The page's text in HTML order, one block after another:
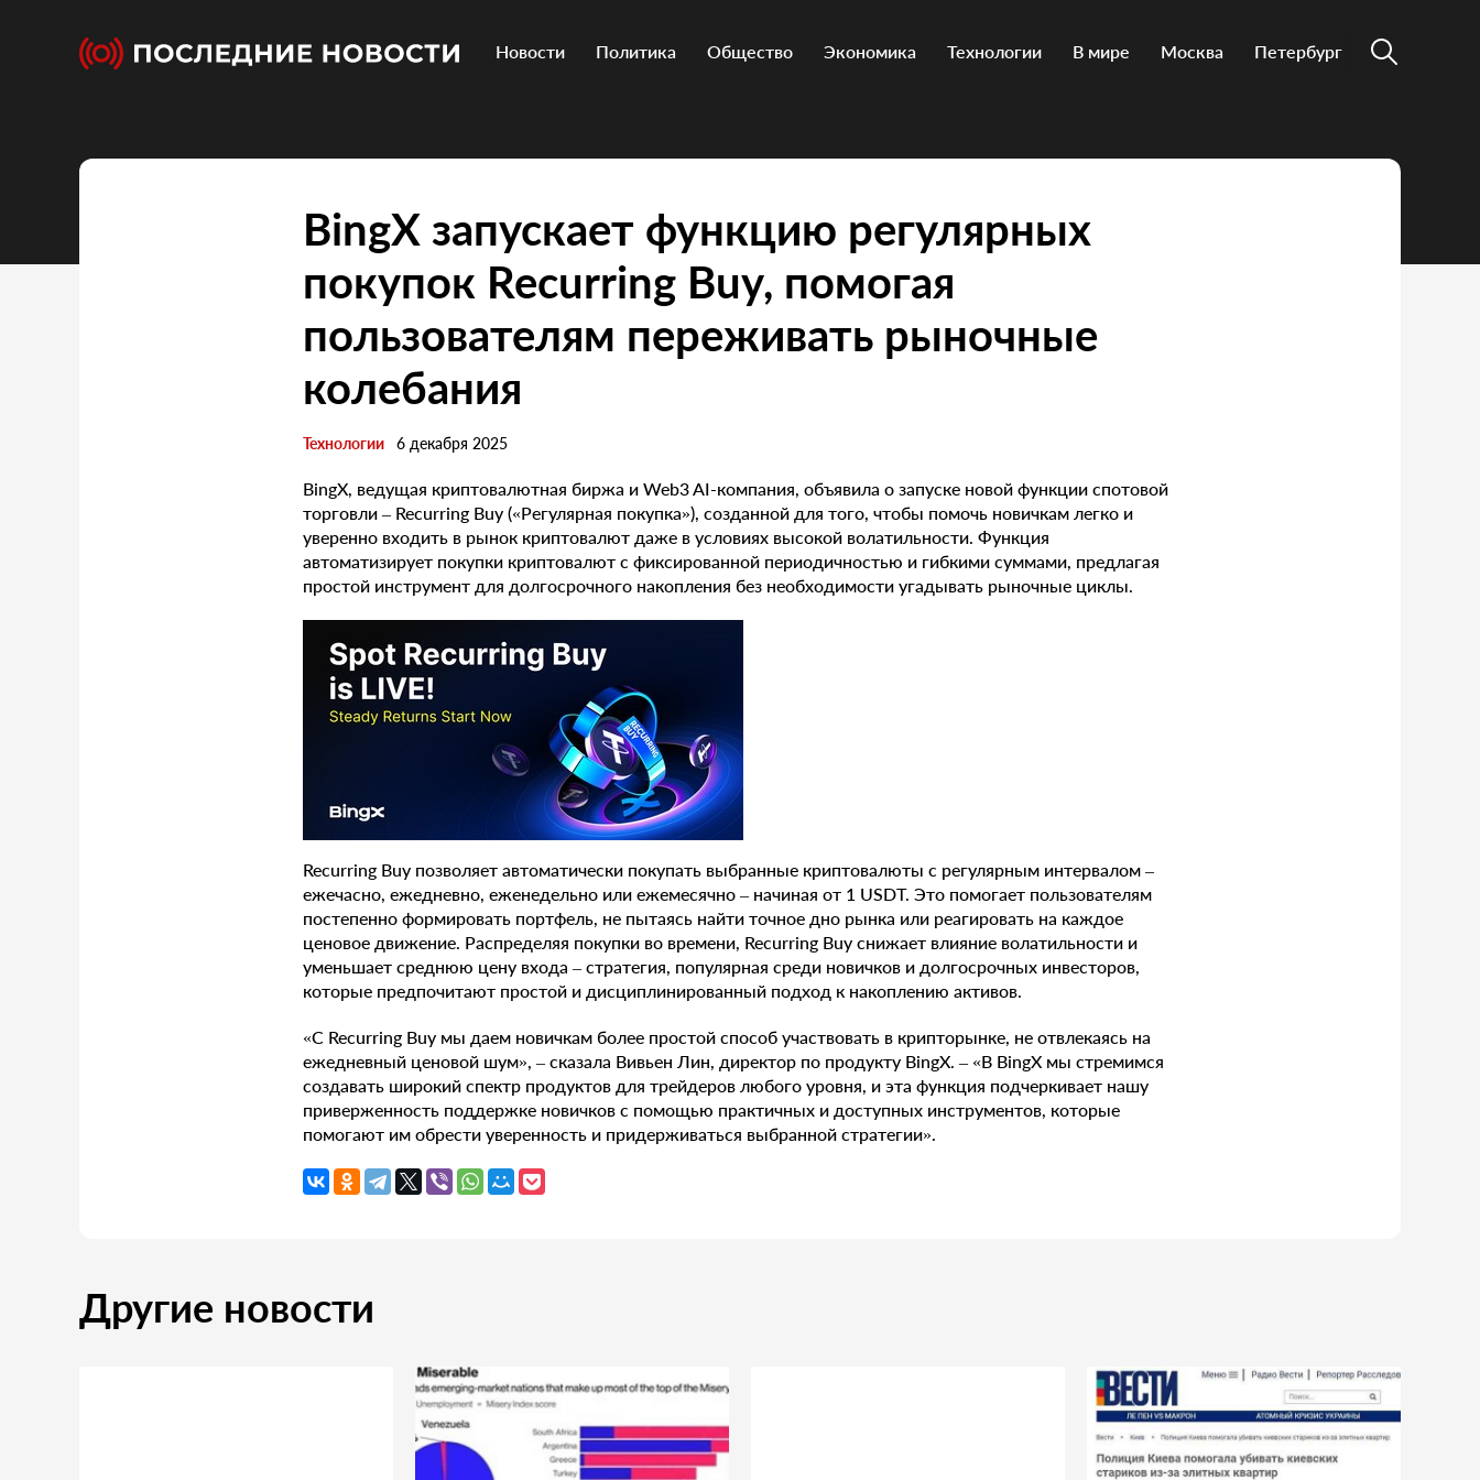
Новости Политика Общество Экономика Технологии В мире Москва Петербург
BingX запускает функцию регулярных
покупок Recurring Buy, помогая
пользователям переживать рыночные
колебания
Технологии 6 декабря 2025
BingX, ведущая криптовалютная биржа и Web3 AI-компания, объявила о запуске новой функции спотовой
торговли – Recurring Buy («Регулярная покупка»), созданной для того, чтобы помочь новичкам легко и
уверенно входить в рынок криптовалют даже в условиях высокой волатильности. Функция
автоматизирует покупки криптовалют с фиксированной периодичностью и гибкими суммами, предлагая
простой инструмент для долгосрочного накопления без необходимости угадывать рыночные циклы.
Recurring Buy позволяет автоматически покупать выбранные криптовалюты с регулярным интервалом –
ежечасно, ежедневно, еженедельно или ежемесячно – начиная от 1 USDT. Это помогает пользователям
постепенно формировать портфель, не пытаясь найти точное дно рынка или реагировать на каждое
ценовое движение. Распределяя покупки во времени, Recurring Buy снижает влияние волатильности и
уменьшает среднюю цену входа – стратегия, популярная среди новичков и долгосрочных инвесторов,
которые предпочитают простой и дисциплинированный подход к накоплению активов.
«С Recurring Buy мы даем новичкам более простой способ участвовать в крипторынке, не отвлекаясь на
ежедневный ценовой шум», – сказала Вивьен Лин, директор по продукту BingX. – «В BingX мы стремимся
создавать широкий спектр продуктов для трейдеров любого уровня, и эта функция подчеркивает нашу
приверженность поддержке новичков с помощью практичных и доступных инструментов, которые
помогают им обрести уверенность и придерживаться выбранной стратегии».
Другие новости